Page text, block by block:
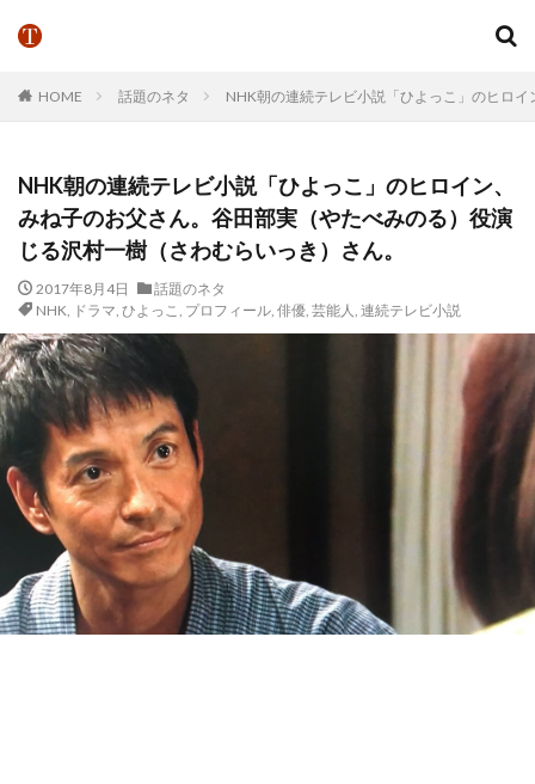
HOME 話題のネタ NHK朝の連続テレビ小説「ひよっこ」のヒロ
NHK朝の連続テレビ小説「ひよっこ」のヒロイン、
みね子のお父さん。谷田部実（やたべみのる）役演
じる沢村一樹（さわむらいっき）さん。
2017年8月4日
話題のネタ
NHK, ドラマ, ひよっこ , プロフィール, 俳優, 芸能人, 連続テレビ小説